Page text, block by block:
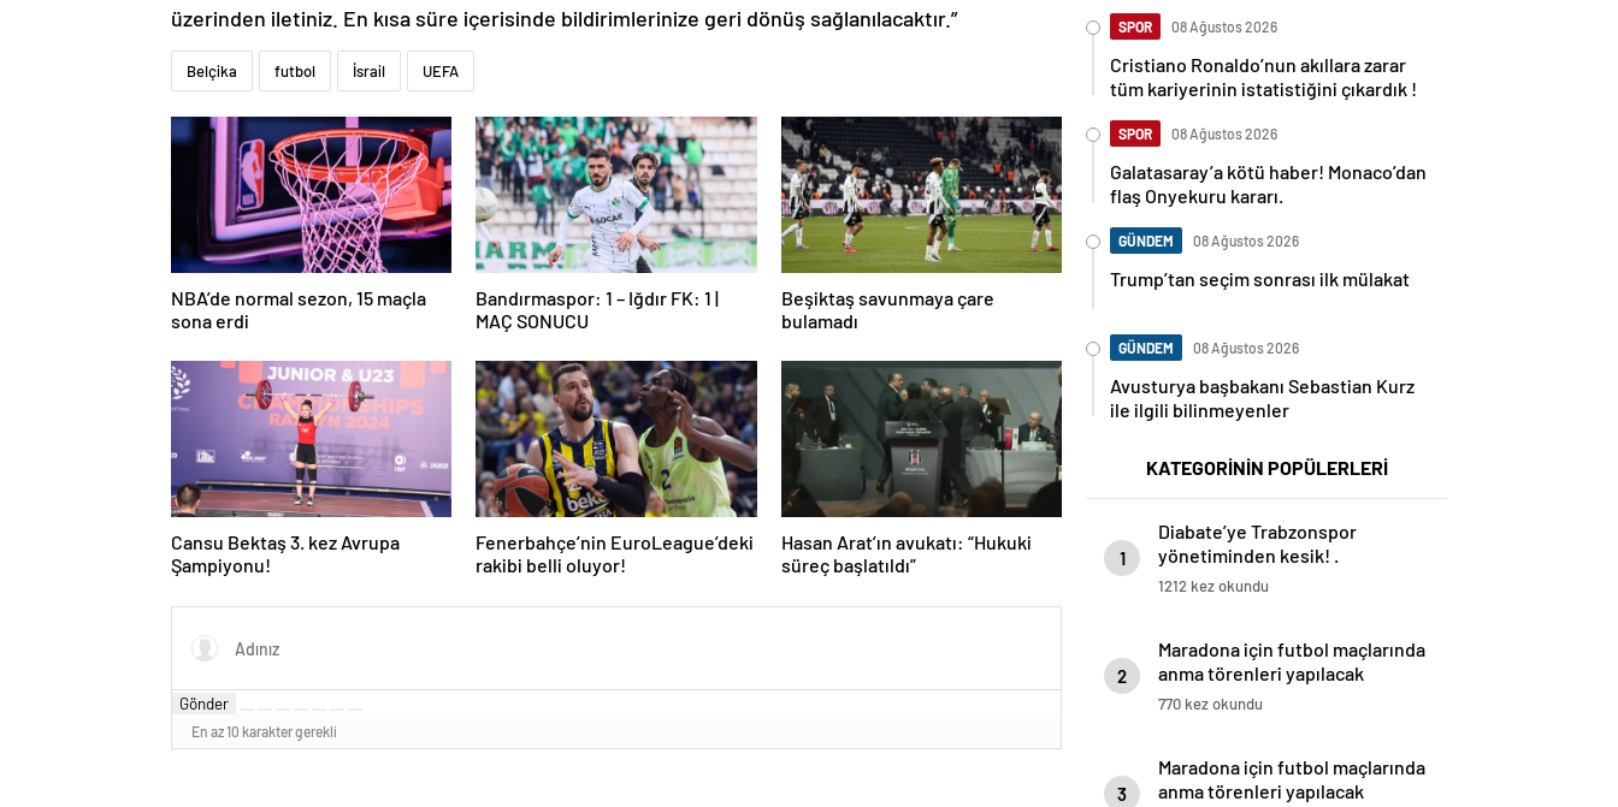
üzerinden iletiniz. En kısa süre içerisinde bildirimlerinize geri dönüş sağlanılacaktır.”
Belçika futbol İsrail UEFA
NBA’de normal sezon, 15 maçla
sona erdi
Bandırmaspor: 1 – Iğdır FK: 1 |
MAÇ SONUCU
Beşiktaş savunmaya çare
bulamadı
Cansu Bektaş 3. kez Avrupa
Şampiyonu!
Fenerbahçe’nin EuroLeague’deki
rakibi belli oluyor!
Hasan Arat’ın avukatı: “Hukuki
süreç başlatıldı”
Gönder
En az 10 karakter gerekli
SPOR 08 Ağustos 2026
Cristiano Ronaldo’nun akıllara zarar
tüm kariyerinin istatistiğini çıkardık !
SPOR 08 Ağustos 2026
Galatasaray’a kötü haber! Monaco’dan
flaş Onyekuru kararı.
GÜNDEM 08 Ağustos 2026
Trump’tan seçim sonrası ilk mülakat
GÜNDEM 08 Ağustos 2026
Avusturya başbakanı Sebastian Kurz
ile ilgili bilinmeyenler
KATEGORİNİN POPÜLERLERİ
1
Diabate’ye Trabzonspor
yönetiminden kesik! .
1212 kez okundu
2
Maradona için futbol maçlarında
anma törenleri yapılacak
770 kez okundu
3
Maradona için futbol maçlarında
anma törenleri yapılacak